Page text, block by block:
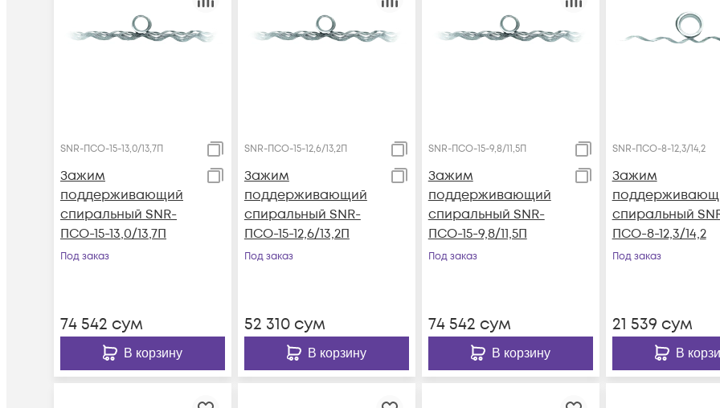
SNR-ПСО-15-13,0/13,7П
Зажим
поддерживающий
спиральный SNR-
ПСО-15-13,0/13,7П
Под заказ
74 542 сум
В корзину
SNR-ПСО-15-12,6/13,2П
Зажим
поддерживающий
спиральный SNR-
ПСО-15-12,6/13,2П
Под заказ
52 310сум
В корзину
SNR-ПСО-15-9,8/11,5П
Зажим
поддерживающий
спиральный SNR-
ПСО-15-9,8/11,5П
Под заказ
74 542 сум
В корзину
SNR-ПСО-8-12,3/14,2
Зажим
спиральный
ПСО-8-12,3/14,2
Под заказ
21 539 сум
В